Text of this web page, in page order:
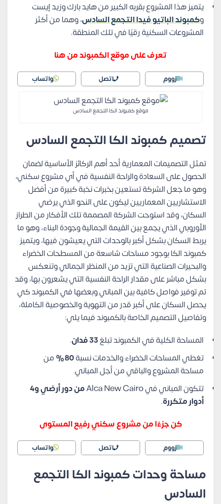
يتميز هذا المشروع بقربه الكبير من هايد بارك وزيد إيست
وكمبوند الباتيو فيدا التجمع السادس، وهما من أكثر
المشروعات السكنية رقيًا في تلك المنطقة.
تعرف على موقع الكمبوند من هنا
زووم اتصل واتساب
موقع كمبوند الكا التجمع السادس
تصميم كمبوند الكا التجمع السادس
تمثل التصميمات المعمارية أحد أهم الركائز الأساسية لضمان
الحصول على السعادة والراحة النفسية في أي مشروع سكني،
وهو ما جعل الشركة تستعين بخبرات نخبة كبيرة من أفضل
الاستشاريين المعماريين ليكون على النحو الذي يرضي
السكان، وقد استوحت الشركة المصممة تلك الأفكار من الطراز
الأوروبي الذي يجمع بين القيمة الجمالية وجودة البناء، وهو ما
يربط السكان بشكل أكبر بالوحدات التي يعيشون فيها، ويتميز
كمبوند الكا بوجود مساحات شاسعة من المسطحات الخضراء
والبحيرات الصناعية التي تزيد من المنظر الجمالي وتنعكس
بشكل مباشر على مقدار الراحة النفسية التي يشعرون بها، وقد
تم توفير فواصل كافية بين المباني وبعضها في الكمبوند كي
يحصل السكان على أكبر قدر من التهوية والخصوصية الكاملة،
وتفاصيل التصميم الخاصة بالكمبوند فيما يلي:
المساحة الكلية في الكمبوند تبلغ33 فدان
.
تغطي المساحات الخضراء والخدمات نسبة80%
من
مساحة المشروع والباقي من أجل المباني.
تتكون المباني في Alca New Cairo
من دور أرضي و4
أدوار متكررة.
كن جزءًا من مشروع سكني رفيع المستوى
زووم اتصل واتساب
مساحة وحدات كمبوند الكا التجمع
السادس